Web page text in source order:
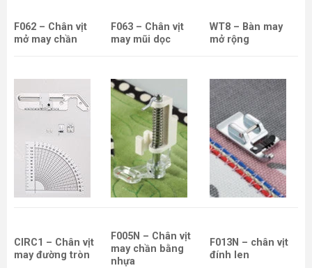
F062 – Chân vịt
mở may chần
F063 – Chân vịt
may mũi dọc
WT8 – Bàn may
mở rộng
CIRC1 – Chân vịt
may đường tròn
F005N – Chân vịt
may chần bằng
nhựa
F013N – chân vịt
đính len